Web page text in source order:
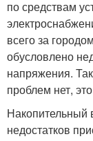
по средствам
всего за
обусловлено
напряжения.
проблем нет,
Накопительный
недостатков